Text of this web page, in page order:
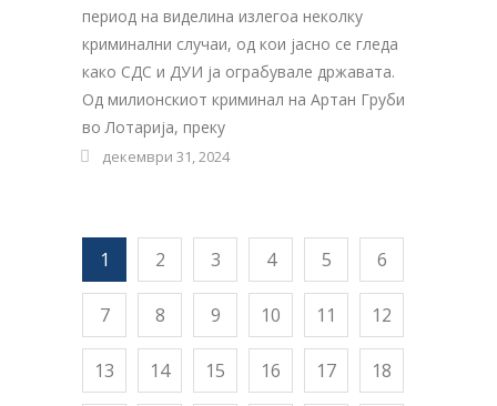
период на виделина излегоа неколку
криминални случаи, од кои јасно се гледа
како СДС и ДУИ ја ограбувале државата.
Од милионскиот криминал на Артан Груби
во Лотарија, преку
декември 31, 2024
1 2 3 4 5 6
7 8 9 10 11 12
13 14 15 16 17 18